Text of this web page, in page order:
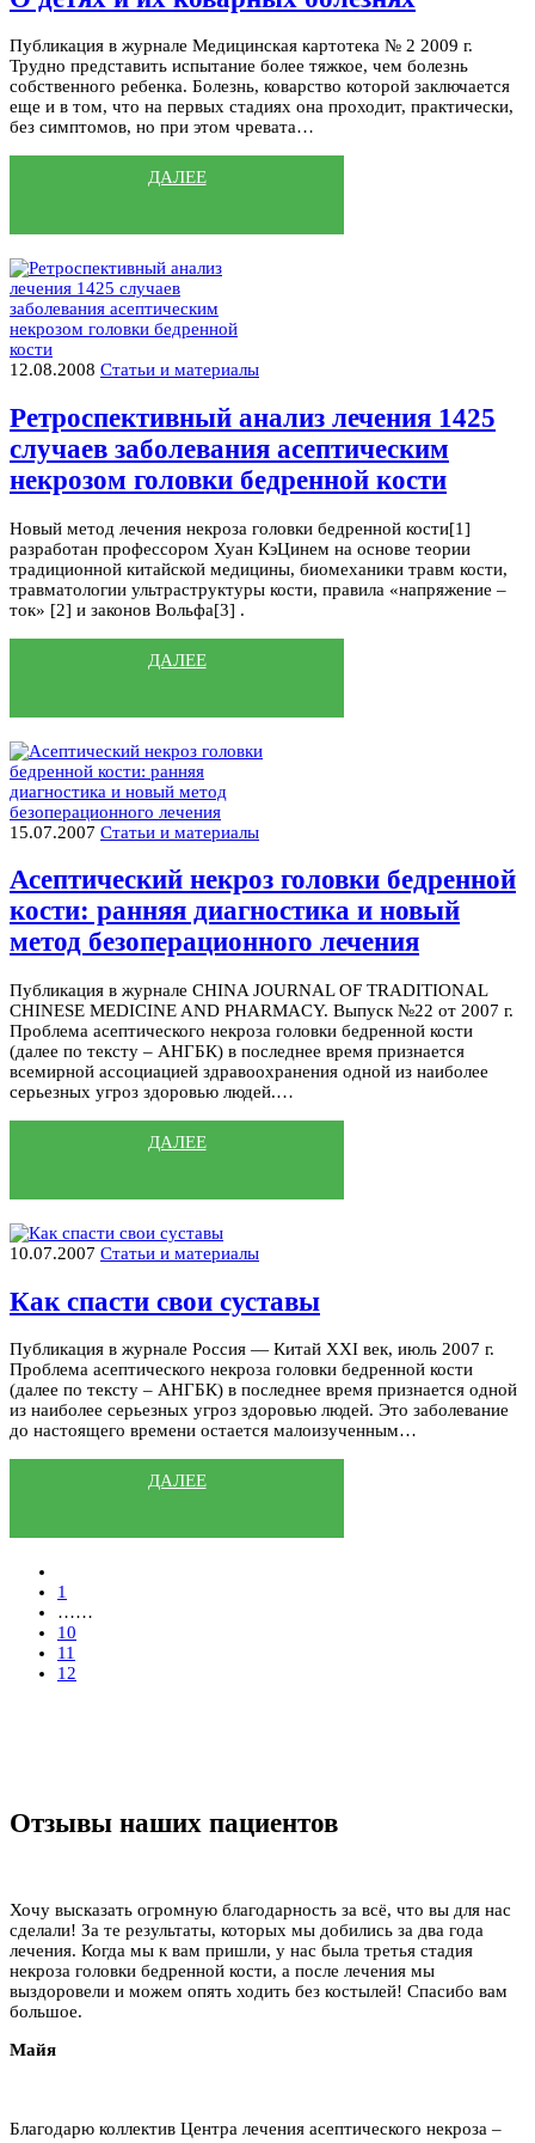
Публикация в журнале Медицинская картотека № 2 2009 г.
Трудно представить испытание более тяжкое, чем болезнь
собственного ребенка. Болезнь, коварство которой заключается
еще и в том, что на первых стадиях она проходит, практически,
без симптомов, но при этом чревата…
ДАЛЕЕ
12.08.2008 Статьи и материалы
Ретроспективный анализ лечения 1425
случаев заболевания асептическим
некрозом головки бедренной кости
Новый метод лечения некроза головки бедренной кости[1]
разработан профессором Хуан КэЦинем на основе теории
традиционной китайской медицины, биомеханики травм кости,
травматологии ультраструктуры кости, правила «напряжение –
ток» [2] и законов Вольфа[3] .
ДАЛЕЕ
15.07.2007 Статьи и материалы
Асептический некроз головки бедренной
кости: ранняя диагностика и новый
метод безоперационного лечения
Публикация в журнале CHINA JOURNAL OF TRADITIONAL
CHINESE MEDICINE AND PHARMACY. Выпуск №22 от 2007 г.
Проблема асептического некроза головки бедренной кости
(далее по тексту – АНГБК) в последнее время признается
всемирной ассоциацией здравоохранения одной из наиболее
серьезных угроз здоровью людей.…
ДАЛЕЕ
10.07.2007 Статьи и материалы
Как спасти свои суставы
Публикация в журнале Россия — Китай XXI век, июль 2007 г.
Проблема асептического некроза головки бедренной кости
(далее по тексту – АНГБК) в последнее время признается одной
из наиболее серьезных угроз здоровью людей. Это заболевание
до настоящего времени остается малоизученным…
ДАЛЕЕ
1
……
10
11
12
Отзывы наших пациентов
Хочу высказать огромную благодарность за всё, что вы для нас
сделали! За те результаты, которых мы добились за два года
лечения. Когда мы к вам пришли, у нас была третья стадия
некроза головки бедренной кости, а после лечения мы
выздоровели и можем опять ходить без костылей! Спасибо вам
большое.
Майя
Благодарю коллектив Центра лечения асептического некроза –